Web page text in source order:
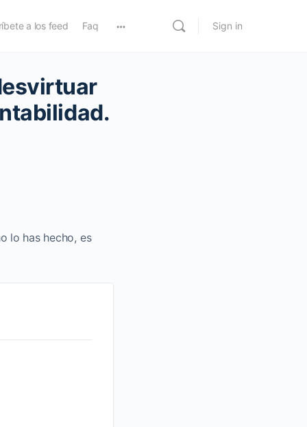
a los feed Faq Sign in
lo has hecho, es